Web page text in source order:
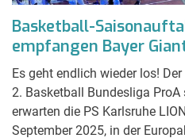
Basketball-
empfangen Bayer
Es geht endlich wieder los!
2. Basketball Bundesliga
erwarten die PS Karlsruhe
September 2025, in der